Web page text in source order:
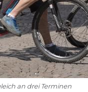
an drei Terminen